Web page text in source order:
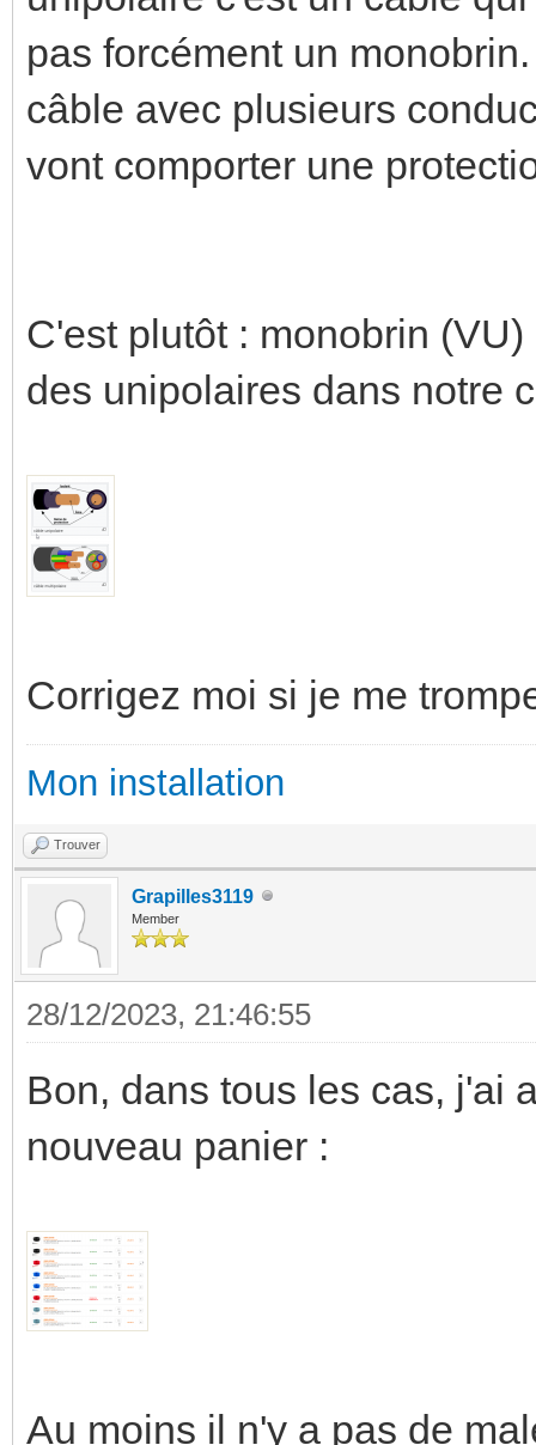
pas forcément un
câble avec plusieurs
vont comporter une
C'est plutôt : monobrin
des unipolaires dans notre
Corrigez moi si je me
Mon installation
Trouver
Grapilles3119
Member
28/12/2023, 21:46:55
Bon, dans tous les cas, j'ai
nouveau panier :
Au moins il n'y a pas de